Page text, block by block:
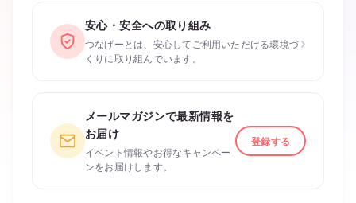
安心・安全への取り組み
つなげーとは、安心してご利用いただける環境づ
くりに取り組んでいます。
›
メールマガジンで最新情報を
お届け
イベント情報やお得なキャンペー
ンをお届けします。
登録する